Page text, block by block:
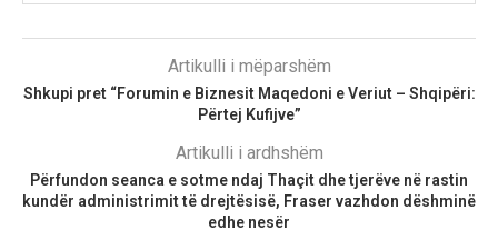
Artikulli i mëparshëm
Shkupi pret “Forumin e Biznesit Maqedoni e Veriut – Shqipëri:
Përtej Kufijve”
Artikulli i ardhshëm
Përfundon seanca e sotme ndaj Thaçit dhe tjerëve në rastin
kundër administrimit të drejtësisë, Fraser vazhdon dëshminë
edhe nesër